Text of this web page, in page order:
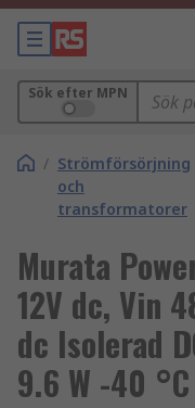
Sök efter MPN
/ Strömförsörjning
och
transformatorer
Murata
12V dc, Vin
dc Isolerad
9.6 W -40